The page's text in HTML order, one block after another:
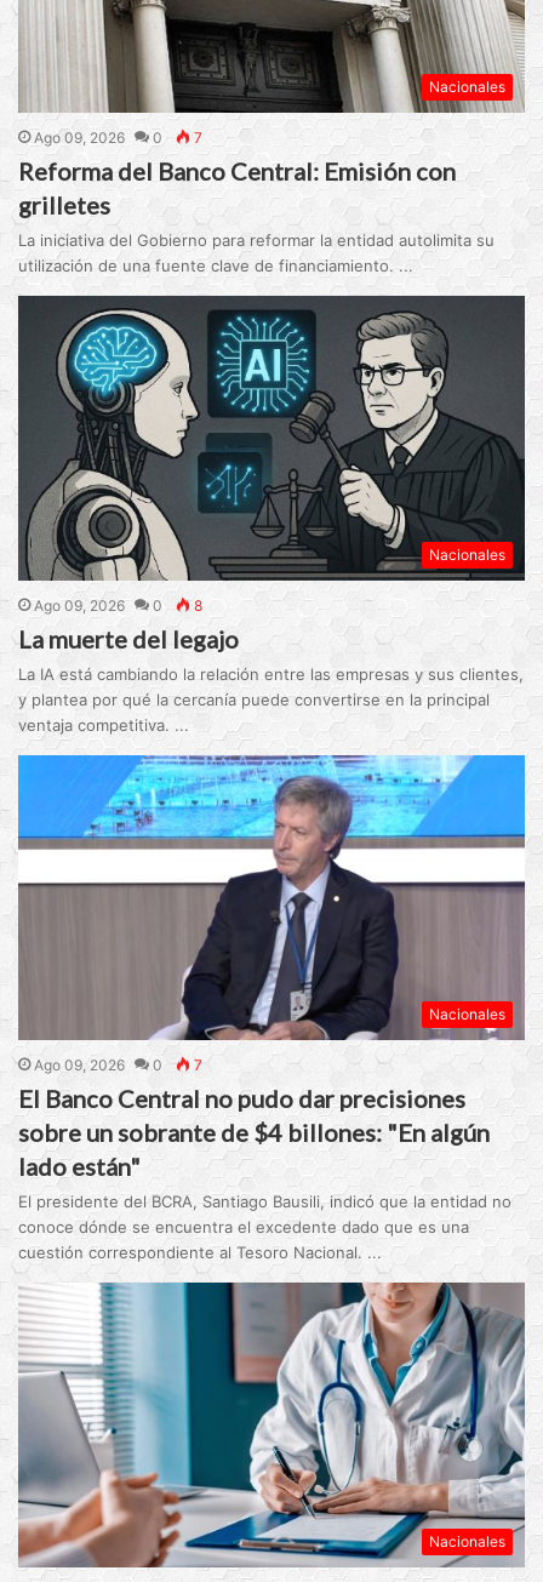
Nacionales
Ago 09, 2026 0 7
Reforma del Banco Central: Emisión con
grilletes
La iniciativa del Gobierno para reformar la entidad autolimita su
utilización de una fuente clave de financiamiento. ...
Nacionales
Ago 09, 2026 0 8
La muerte del legajo
La IA está cambiando la relación entre las empresas y sus clientes,
y plantea por qué la cercanía puede convertirse en la principal
ventaja competitiva. ...
Nacionales
Ago 09, 2026 0 7
El Banco Central no pudo dar precisiones
sobre un sobrante de $4 billones: "En algún
lado están"
El presidente del BCRA, Santiago Bausili, indicó que la entidad no
conoce dónde se encuentra el excedente dado que es una
cuestión correspondiente al Tesoro Nacional. ...
Nacionales